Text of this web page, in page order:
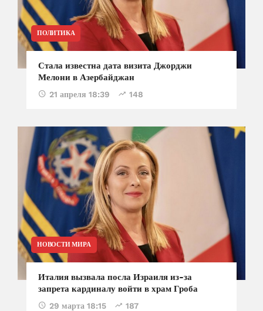
ПОЛИТИКА
Стала известна дата визита Джорджи
Мелони в Азербайджан
21 апреля 18:39 148
НОВОСТИ МИРА
Италия вызвала посла Израиля из-за
запрета кардиналу войти в храм Гроба
29 марта 18:15 187